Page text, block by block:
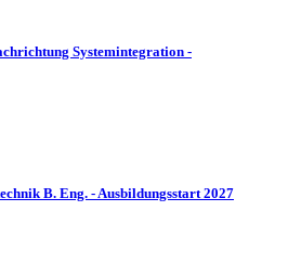
Systemintegration -
B. Eng. - Ausbildungsstart 2027